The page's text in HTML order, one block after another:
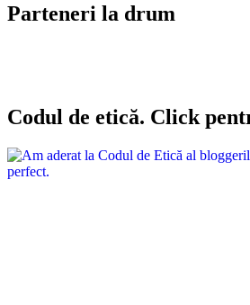
Parteneri la drum
Codul de etică. Click